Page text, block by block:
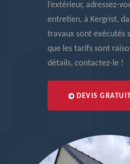
l’extérieur, adressez-
entretien, à Kergrist,
travaux sont exécutés
que les tarifs sont
détails, contactez-le !
DEVIS GRATUIT